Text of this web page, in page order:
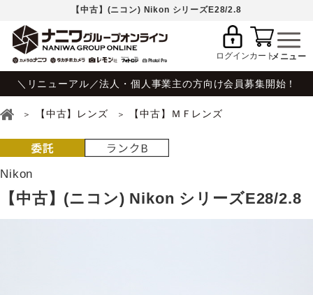
【中古】(ニコン) Nikon シリーズE28/2.8
ログインカート
＼リニューアル／法人・個人事業主の方向け会員募集開始！
【中古】レンズ 【中古】ＭＦレンズ
Nikon
【中古】(ニコン) Nikon シリーズE28/2.8